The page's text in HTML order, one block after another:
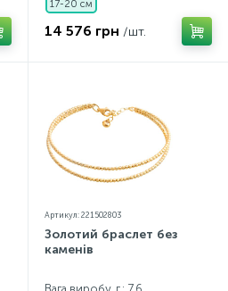
17-20 см
14 576 грн /шт.
Артикул: 221502803
Золотий браслет без
каменів